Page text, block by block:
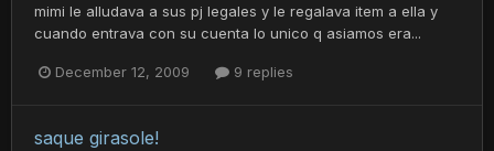
mimi le alludava a sus pj legales y le regalava item a ella y
cuando entrava con su cuenta lo unico q asiamos era...
December 12, 2009 9 replies
saque girasole!